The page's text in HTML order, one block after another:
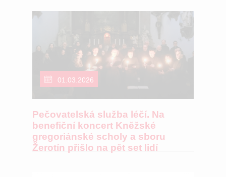
01.03.2026
Pečovatelská služba léčí. Na
benefiční koncert Kněžské
gregoriánské scholy a sboru
Žerotín přišlo na pět set lidí